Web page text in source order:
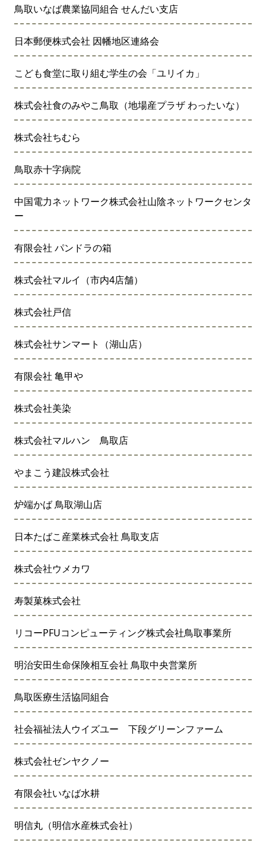
鳥取いなば農業協同組合 せんだい支店
日本郵便株式会社 因幡地区連絡会
こども食堂に取り組む学生の会「ユリイカ」
株式会社食のみやこ鳥取（地場産プラザ わったいな）
株式会社ちむら
鳥取赤十字病院
中国電力ネットワーク株式会社山陰ネットワークセンタ
ー
有限会社 パンドラの箱
株式会社マルイ（市内4店舗）
株式会社戸信
株式会社サンマート（湖山店）
有限会社 亀甲や
株式会社美染
株式会社マルハン 鳥取店
やまこう建設株式会社
炉端かば 鳥取湖山店
日本たばこ産業株式会社 鳥取支店
株式会社ウメカワ
寿製菓株式会社
リコーPFUコンピューティング株式会社鳥取事業所
明治安田生命保険相互会社 鳥取中央営業所
鳥取医療生活協同組合
社会福祉法人ウイズユー 下段グリーンファーム
株式会社ゼンヤクノー
有限会社いなば水耕
明信丸（明信水産株式会社）